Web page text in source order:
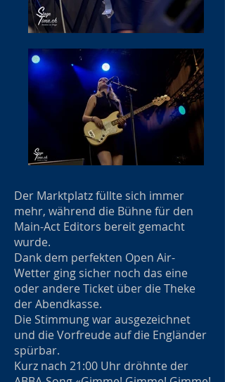
Der Marktplatz füllte sich immer
mehr, während die Bühne für den
Main-Act Editors bereit gemacht
wurde.
Dank dem perfekten Open Air-
Wetter ging sicher noch das eine
oder andere Ticket über die Theke
der Abendkasse.
Die Stimmung war ausgezeichnet
und die Vorfreude auf die Engländer
spürbar.
Kurz nach 21:00 Uhr dröhnte der